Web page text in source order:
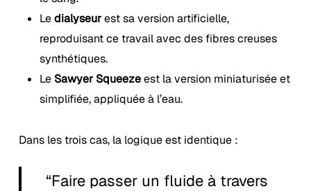
Ledialyseurest sa version artificielle,
reproduisant ce travail avec des fibres creuses
synthétiques.
Le Sawyer Squeezeest la version miniaturisée et
simplifiée, appliquée à l’eau.
Dans les trois cas, la logique est identique :
“Faire passer un fluide à travers